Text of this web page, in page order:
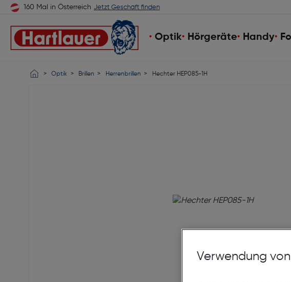
160 Mal in Österreich Jetzt Geschäft finden
Optik Hörgeräte Handy
Optik Brillen Herrenbrillen Hechter HEP085-1H
Verwendung